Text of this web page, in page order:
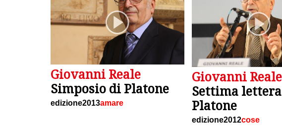
Giovanni Reale
Simposio di Platone
edizione2013amare
Giovanni Reale
Settima
Platone
edizione2012cose